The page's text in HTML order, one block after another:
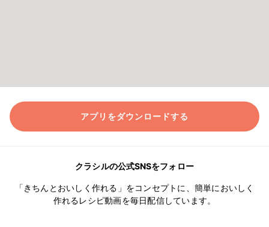
アプリをダウンロードする
クラシルの公式SNSをフォロー
「きちんとおいしく作れる」をコンセプトに、簡単においしく
作れるレシピ動画を毎日配信しています。